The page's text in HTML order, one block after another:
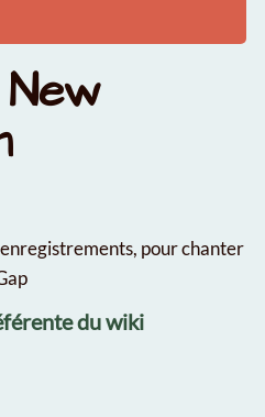
pour chanter
du wiki